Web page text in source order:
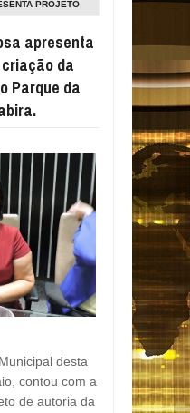
PROJETO
GUARABIRA.
apresenta
da
Parque da
desta
contou com a
de autoria da